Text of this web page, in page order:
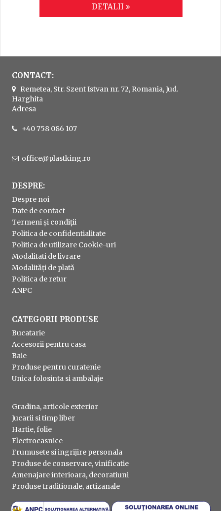
DETALII
CONTACT:
Remetea, Str. Szent Istvan nr. 72, Romania, Jud.
Harghita
Adresa
+40 758 086 107
office@plastking.ro
DESPRE:
Despre noi
Date de contact
Termeni și condiții
Politica de confidentialitate
Politica de utilizare Cookie-uri
Modalitati de livrare
Modalități de plată
Politica de retur
ANPC
CATEGORII PRODUSE
Bucatarie
Accesorii pentru casa
Baie
Produse pentru curatenie
Unica folosinta si ambalaje
Gradina, articole exterior
Jucarii si timp liber
Hartie, folie
Electrocasnice
Frumusete si ingrijire personala
Produse de conservare, vinificatie
Amenajare interioara, decoratiuni
Produse traditionale, artizanale